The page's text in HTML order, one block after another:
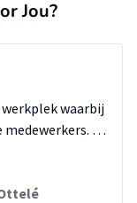
Jou?
waarbij
medewerkers. …